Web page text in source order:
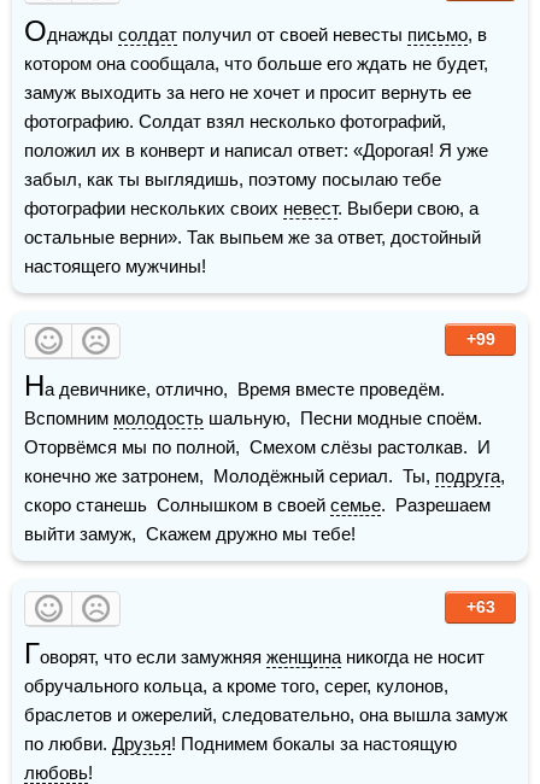
Однажды солдат получил от своей невесты письмо, в
котором она сообщала, что больше его ждать не будет,
замуж выходить за него не хочет и просит вернуть ее
фотографию. Солдат взял несколько фотографий,
положил их в конверт и написал ответ: «Дорогая! Я уже
забыл, как ты выглядишь, поэтому посылаю тебе
фотографии нескольких своих невест. Выбери свою, а
остальные верни». Так выпьем же за ответ, достойный
настоящего мужчины!
+99
На девичнике, отлично,  Время вместе проведём.
Вспомним молодость шальную,  Песни модные споём.
Оторвёмся мы по полной,  Смехом слёзы растолкав.  И
конечно же затронем,  Молодёжный сериал.  Ты, подруга,
скоро станешь  Солнышком в своей семье.  Разрешаем
выйти замуж,  Скажем дружно мы тебе!
+63
Говорят, что если замужняя женщина никогда не носит
обручального кольца, а кроме того, серег, кулонов,
браслетов и ожерелий, следовательно, она вышла замуж
по любви. Друзья
любовь!